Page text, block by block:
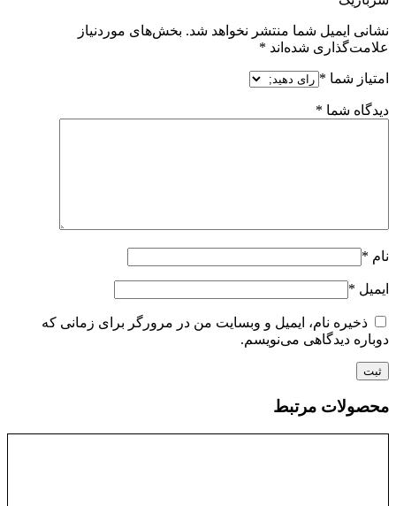
نشانی ایمیل شما منتشر نخواهد شد. بخش‌های موردنیاز
علامت‌گذاری شده‌اند *
امتیاز شما *
دیدگاه شما *
نام *
ایمیل *
ذخیره نام، ایمیل و وبسایت من در مرورگر برای زمانی که
دوباره دیدگاهی می‌نویسم.
محصولات مرتبط